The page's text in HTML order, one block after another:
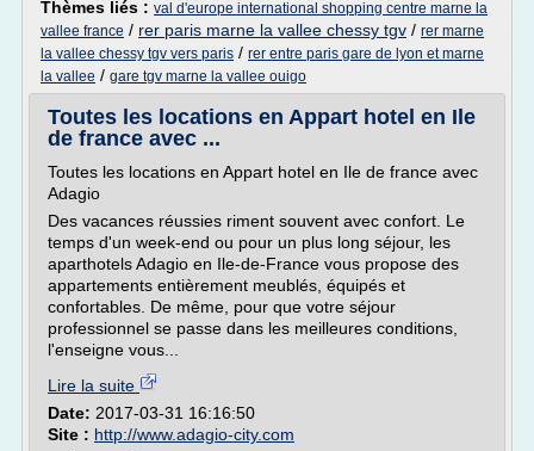
Thèmes liés : val d'europe international shopping centre marne la
vallee france / rer paris marne la vallee chessy tgv / rer marne
la vallee chessy tgv vers paris / rer entre paris gare de lyon et marne
la vallee / gare tgv marne la vallee ouigo
Toutes les locations en Appart hotel en Ile
de france avec ...
Toutes les locations en Appart hotel en Ile de france avec
Adagio
Des vacances réussies riment souvent avec confort. Le
temps d'un week-end ou pour un plus long séjour, les
aparthotels Adagio en Ile-de-France vous propose des
appartements entièrement meublés, équipés et
confortables. De même, pour que votre séjour
professionnel se passe dans les meilleures conditions,
l'enseigne vous...
Lire la suite
Date: 2017-03-31 16:16:50
Site : http://www.adagio-city.com